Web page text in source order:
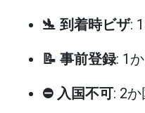
🛬 到着時ビザ:
📝 事前登録: 1
⛔ 入国不可: 2か